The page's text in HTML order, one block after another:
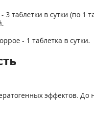
таблетки в сутки (по 1
- 1 таблетка в сутки.
эффектов.